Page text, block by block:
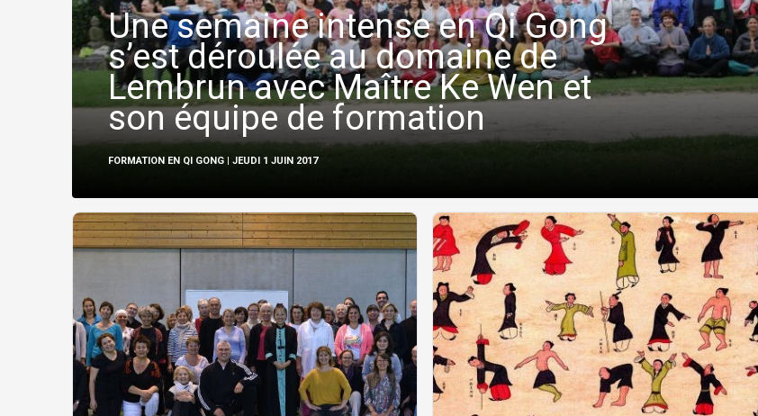
Une semaine intense en Qi Gong
s’est déroulée au domaine de
Lembrun avec Maître Ke Wen et
son équipe de formation
FORMATION EN QI GONG | JEUDI 1 JUIN 2017